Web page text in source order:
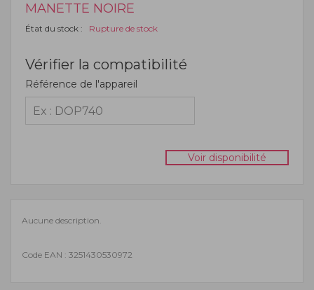
MANETTE NOIRE
État du stock : Rupture de stock
Vérifier la compatibilité
Référence de l'appareil
Voir disponibilité
Aucune description.
Code EAN : 3251430530972